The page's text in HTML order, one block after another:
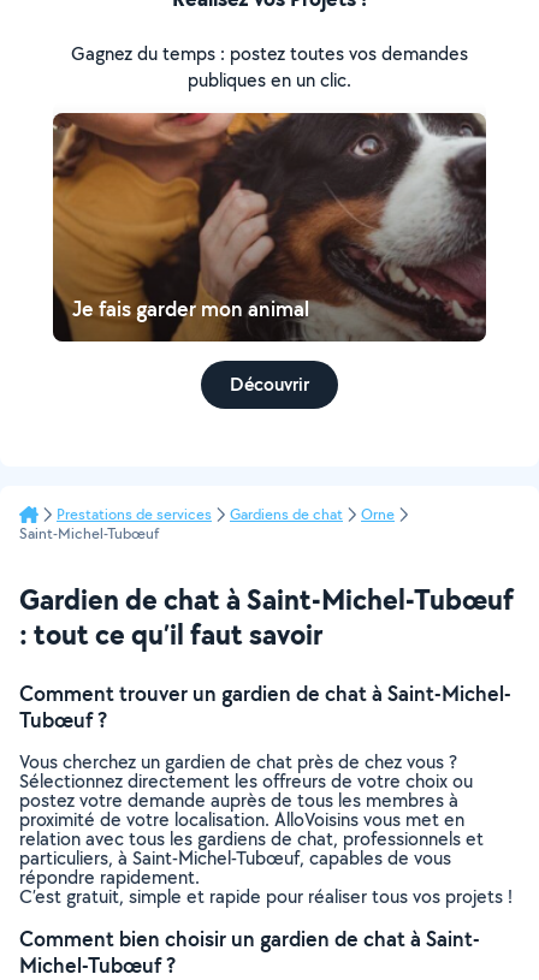
Gagnez du temps : postez toutes vos demandes
publiques en un clic.
Je fais garder mon animal
Découvrir
Prestations de services Gardiens de chat
Orne
Saint-Michel-Tubœuf
Gardien de chat à Saint-Michel-Tubœuf
: tout ce qu’il faut savoir
Comment trouver un gardien de chat à Saint-Michel-
Tubœuf ?
Vous cherchez un gardien de chat près de chez vous ?
Sélectionnez directement les offreurs de votre choix ou
postez votre demande auprès de tous les membres à
proximité de votre localisation. AlloVoisins vous met en
relation avec tous les gardiens de chat, professionnels et
particuliers, à Saint-Michel-Tubœuf, capables de vous
répondre rapidement.
C’est gratuit, simple et rapide pour réaliser tous vos projets !
Comment bien choisir un gardien de chat à Saint-
Michel-Tubœuf ?